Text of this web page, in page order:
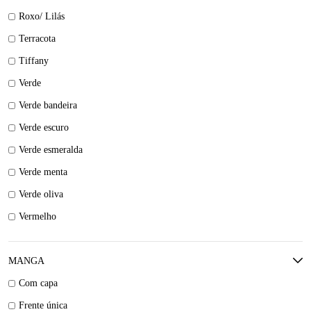
Roxo/ Lilás
Terracota
Tiffany
Verde
Verde bandeira
Verde escuro
Verde esmeralda
Verde menta
Verde oliva
Vermelho
MANGA
Com capa
Frente única